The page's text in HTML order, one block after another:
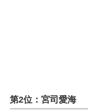
第2位：宮司愛海